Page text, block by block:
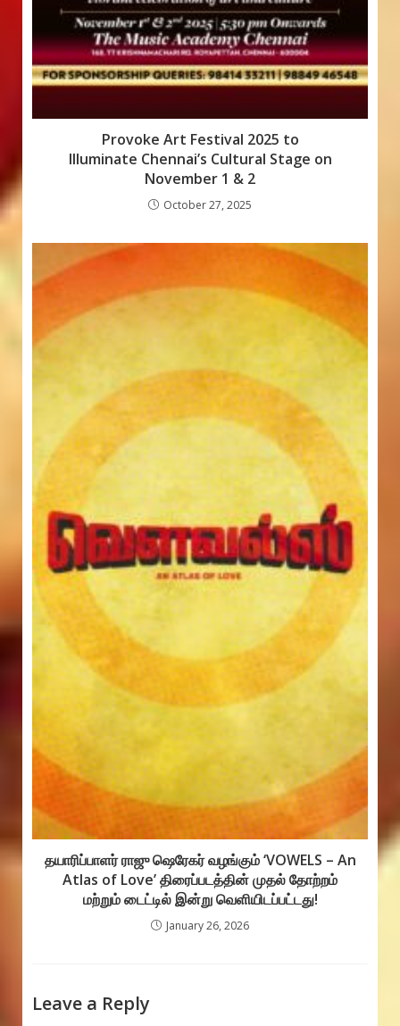
Provoke Art Festival 2025 to
Illuminate Chennai’s Cultural Stage on
November 1 & 2
October 27, 2025
தயாரிப்பாளர் ராஜு ஷெரேகர் வழங்கும் ‘VOWELS – An
Atlas of Love’ திரைப்படத்தின் முதல் தோற்றம்
மற்றும் டைட்டில் இன்று வெளியிடப்பட்டது!
January 26, 2026
Leave a Reply